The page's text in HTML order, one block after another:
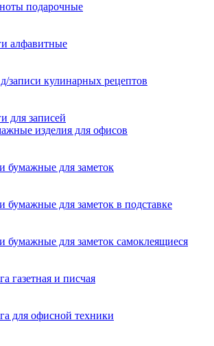
подарочные
алфавитные
записи кулинарных рецептов
для записей
изделия для офисов
бумажные для заметок
бумажные для заметок в подставке
бумажные для заметок самоклеящиеся
газетная и писчая
для офисной техники